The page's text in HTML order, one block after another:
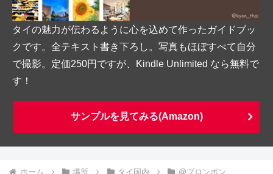
タイの魅力が伝わるように心を込めて作ったガイドブッ
クです。全テキスト書き下ろし。写真もほぼすべて自分
で撮影。定価250円ですが、Kindle Unlimited なら無料で
す！
サンプルを見てみる(Amazon)
ホーム 場所 タイ国内 @プロンポン